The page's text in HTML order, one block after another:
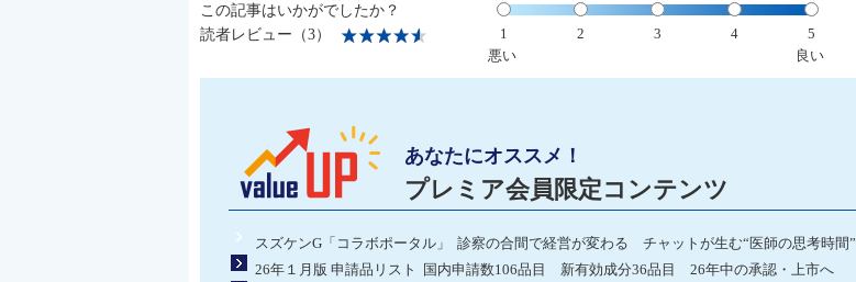
この記事はいかがでしたか？
読者レビュー（3）
1 2 3 4
5
悪い
良い
あなたにオススメ！
プレミア会員限定コンテンツ
スズケンG「コラボポータル」 診察の合間で経営が変わる チャットが生む“医師の思考時間”
26年１月版 申請品リスト 国内申請数106品目 新有効成分36品目 26年中の承認・上市へ